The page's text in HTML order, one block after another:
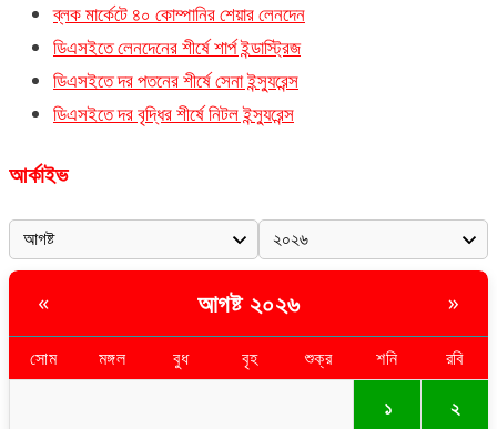
ব্লক মার্কেটে ৪০ কোম্পানির শেয়ার লেনদেন
ডিএসইতে লেনদেনের শীর্ষে শার্প ইন্ডাস্ট্রিজ
ডিএসইতে দর পতনের শীর্ষে সেনা ইন্স্যুরেন্স
ডিএসইতে দর বৃদ্ধির শীর্ষে নিটল ইন্স্যুরেন্স
আর্কাইভ
« আগষ্ট ২০২৬ »
সোম মঙ্গল বুধ বৃহ শুক্র শনি রবি
১ ২